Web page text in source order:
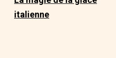
italienne